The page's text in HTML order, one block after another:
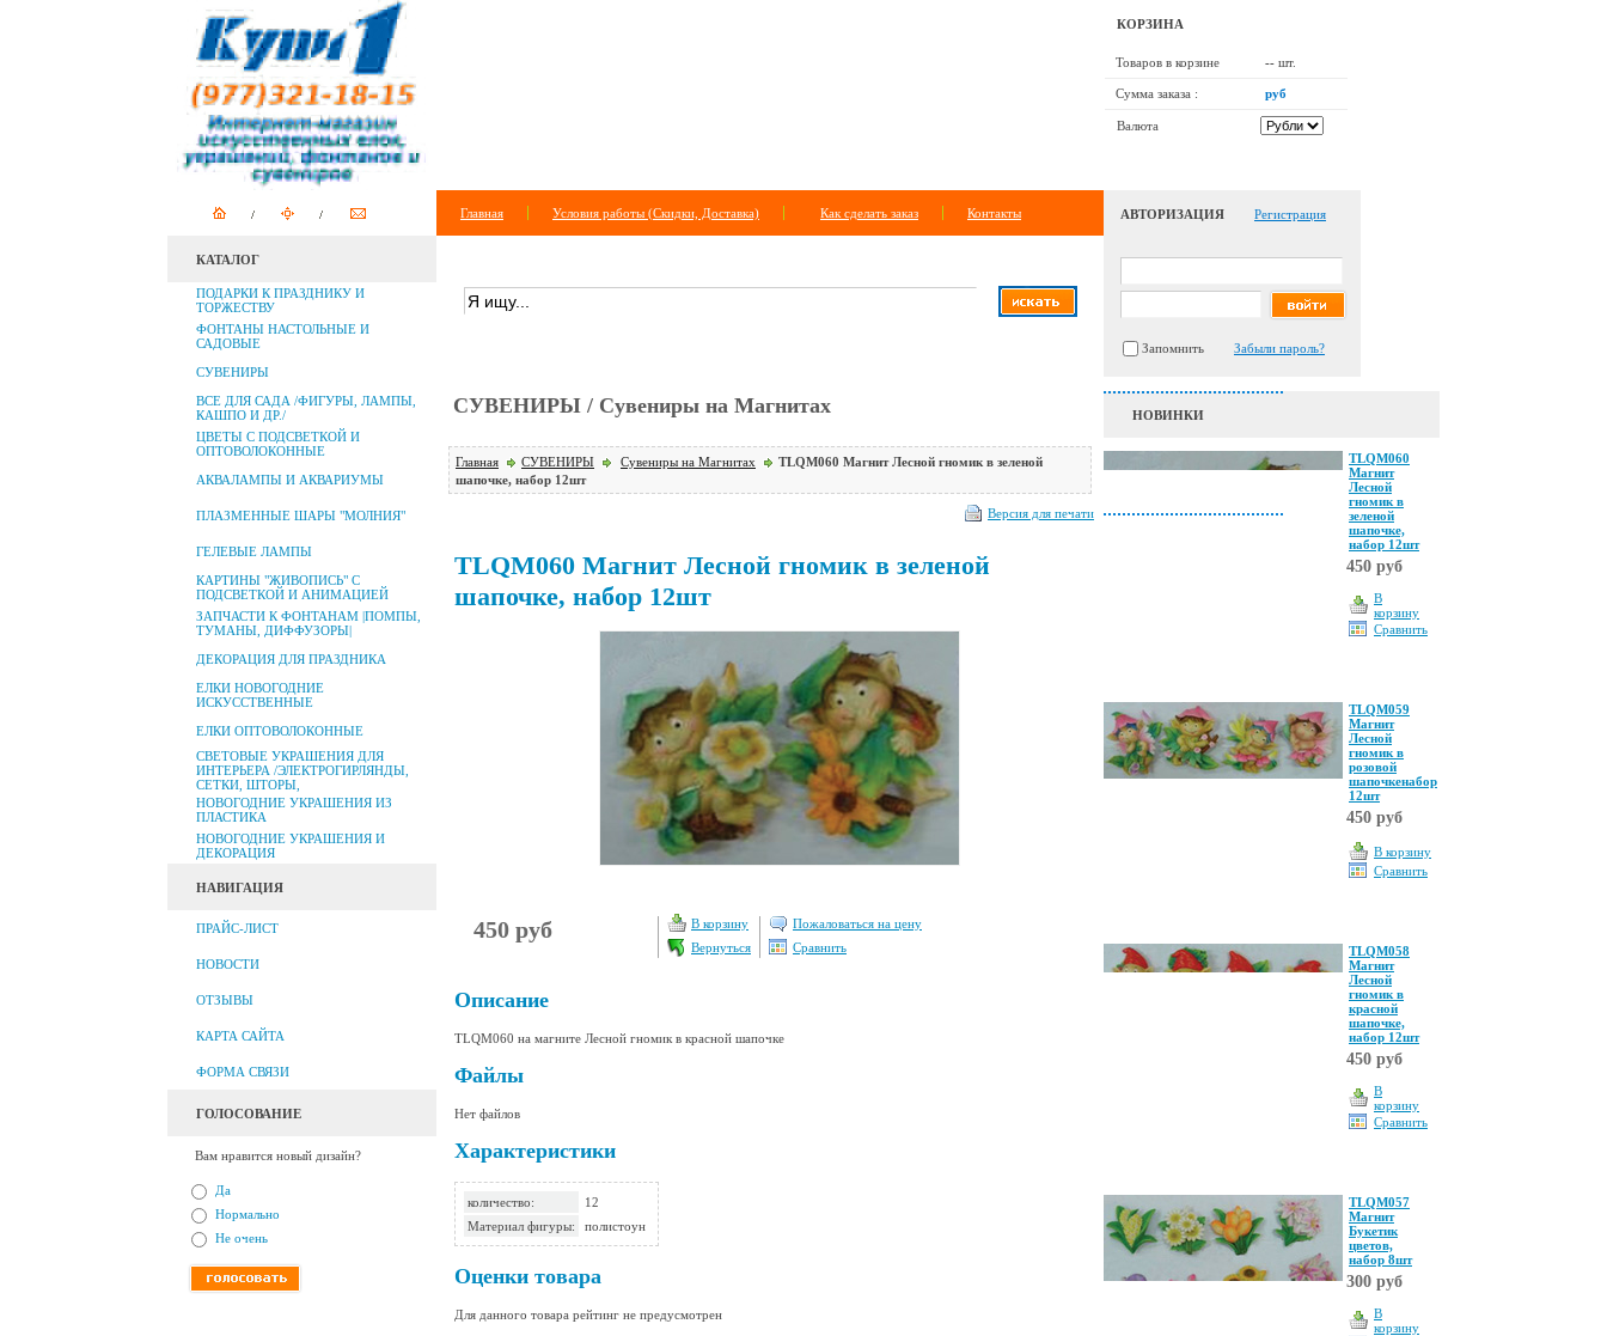
КОРЗИНА
Товаров в корзине -- шт.
Сумма заказа : руб
Валюта
Главная Условия работы (Скидки, Доставка) Как сделать заказ Контакты
КАТАЛОГ
ПОДАРКИ К ПРАЗДНИКУ И
ТОРЖЕСТВУ
ФОНТАНЫ НАСТОЛЬНЫЕ И
САДОВЫЕ
СУВЕНИРЫ
ВСЕ ДЛЯ САДА /ФИГУРЫ, ЛАМПЫ,
КАШПО И ДР./
ЦВЕТЫ С ПОДСВЕТКОЙ И
ОПТОВОЛОКОННЫЕ
АКВАЛАМПЫ И АКВАРИУМЫ
ПЛАЗМЕННЫЕ ШАРЫ "МОЛНИЯ"
ГЕЛЕВЫЕ ЛАМПЫ
КАРТИНЫ "ЖИВОПИСЬ" С
ПОДСВЕТКОЙ И АНИМАЦИЕЙ
ЗАПЧАСТИ К ФОНТАНАМ |ПОМПЫ,
ТУМАНЫ, ДИФФУЗОРЫ|
ДЕКОРАЦИЯ ДЛЯ ПРАЗДНИКА
ЕЛКИ НОВОГОДНИЕ
ИСКУССТВЕННЫЕ
ЕЛКИ ОПТОВОЛОКОННЫЕ
СВЕТОВЫЕ УКРАШЕНИЯ ДЛЯ
ИНТЕРЬЕРА /ЭЛЕКТРОГИРЛЯНДЫ,
СЕТКИ, ШТОРЫ,
НОВОГОДНИЕ УКРАШЕНИЯ ИЗ
ПЛАСТИКА
НОВОГОДНИЕ УКРАШЕНИЯ И
ДЕКОРАЦИЯ
НАВИГАЦИЯ
ПРАЙС-ЛИСТ
НОВОСТИ
ОТЗЫВЫ
КАРТА САЙТА
ФОРМА СВЯЗИ
ГОЛОСОВАНИЕ
Вам нравится новый дизайн?
Да
Нормально
Не очень
СУВЕНИРЫ / Сувениры на Магнитах
Главная СУВЕНИРЫ Сувениры на Магнитах
TLQM060 Магнит Лесной гномик в зеленой
шапочке, набор 12шт
Версия для печати
TLQM060 Магнит Лесной гномик в зеленой
шапочке, набор 12шт
450 руб
В корзину
Вернуться
Пожаловаться на цену
Сравнить
Описание
TLQM060 на магните Лесной гномик в красной шапочке
Файлы
Нет файлов
Характеристики
количество:
12
Материал фигуры:
полистоун
Оценки товара
Для данного товара рейтинг не предусмотрен
АВТОРИЗАЦИЯ Регистрация
Запомнить Забыли пароль?
НОВИНКИ
TLQM060
Магнит
Лесной
гномик в
зеленой
шапочке,
набор 12шт
450 руб
В
корзину
Сравнить
TLQM059
Магнит
Лесной
гномик в
розовой
шапочкенабор
12шт
450 руб
В корзину
Сравнить
TLQM058
Магнит
Лесной
гномик в
красной
шапочке,
набор 12шт
450 руб
В
корзину
Сравнить
TLQM057
Магнит
Букетик
цветов,
набор 8шт
300 руб
В
корзину